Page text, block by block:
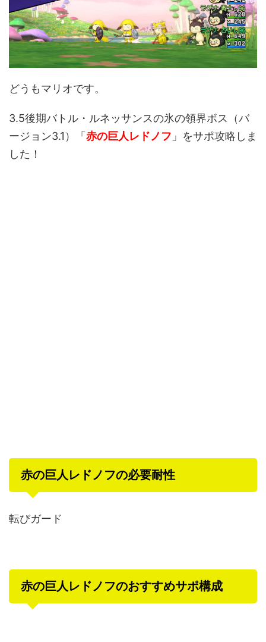
どうもマリオです。
3.5後期バトル・ルネッサンスの氷の領界ボス（バ
ージョン3.1）「赤の巨人レドノフ 」をサポ攻略しま
した！
赤の巨人レドノフの必要耐性
転びガード
赤の巨人レドノフのおすすめサポ構成